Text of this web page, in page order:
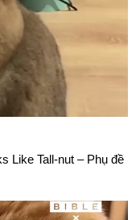
Like Tall-nut – Phụ đề